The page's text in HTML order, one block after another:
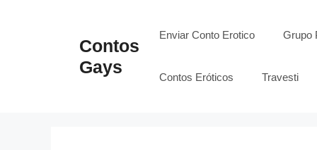
Contos
Gays
Enviar Conto Erotico Grupo
Contos Eróticos Travesti